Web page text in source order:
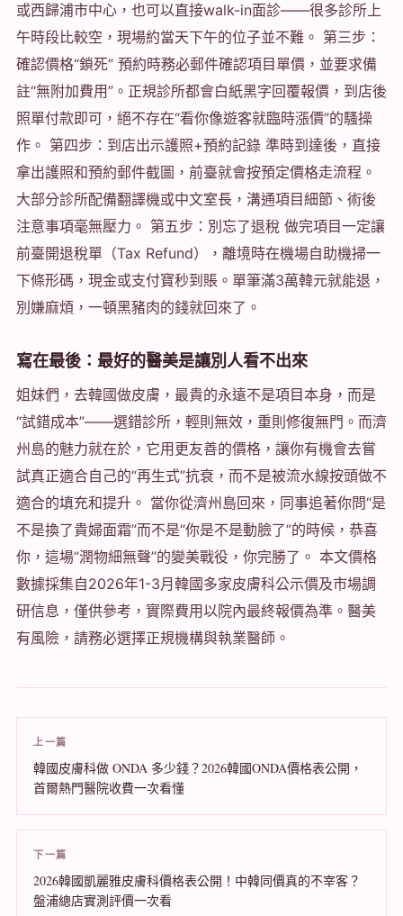
或西歸浦市中心，也可以直接walk-in面診——很多診所上
午時段比較空，現場約當天下午的位子並不難。 第三步：
確認價格“鎖死” 預約時務必郵件確認項目單價，並要求備
註“無附加費用”。正規診所都會白紙黑字回覆報價，到店後
照單付款即可，絕不存在“看你像遊客就臨時漲價”的騷操
作。 第四步：到店出示護照+預約記錄 準時到達後，直接
拿出護照和預約郵件截圖，前臺就會按預定價格走流程。
大部分診所配備翻譯機或中文室長，溝通項目細節、術後
注意事項毫無壓力。 第五步：別忘了退稅 做完項目一定讓
前臺開退稅單（Tax Refund），離境時在機場自助機掃一
下條形碼，現金或支付寶秒到賬。單筆滿3萬韓元就能退，
別嫌麻煩，一頓黑豬肉的錢就回來了。
寫在最後：最好的醫美是讓別人看不出來
姐妹們，去韓國做皮膚，最貴的永遠不是項目本身，而是
“試錯成本”——選錯診所，輕則無效，重則修復無門。而濟
州島的魅力就在於，它用更友善的價格，讓你有機會去嘗
試真正適合自己的“再生式”抗衰，而不是被流水線按頭做不
適合的填充和提升。 當你從濟州島回來，同事追著你問“是
不是換了貴婦面霜”而不是“你是不是動臉了”的時候，恭喜
你，這場“潤物細無聲”的變美戰役，你完勝了。 本文價格
數據採集自2026年1-3月韓國多家皮膚科公示價及市場調
研信息，僅供參考，實際費用以院內最終報價為準。醫美
有風險，請務必選擇正規機構與執業醫師。
上一篇
韓國皮膚科做 ONDA 多少錢？2026韓國ONDA價格表公開，
首爾熱門醫院收費一次看懂
下一篇
2026韓國凱麗雅皮膚科價格表公開！中韓同價真的不宰客？
盤浦總店實測評價一次看